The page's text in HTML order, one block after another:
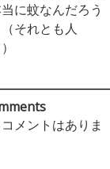
に蚊なんだろう
それとも人
メントはありま